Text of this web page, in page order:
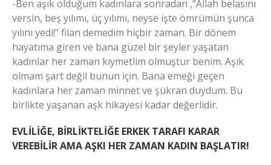
-Ben aşık olduğum kadınlara sonradan ,“Allah belasını
versin, beş yılımı, üç yılımı, neyse işte ömrümün şunca
yılını yedi!” filan demedim hiçbir zaman. Bir dönem
hayatıma giren ve bana güzel bir şeyler yaşatan
kadınlar her zaman kıymetlim olmuştur benim. Aşık
olmam şart değil bunun için. Bana emeği geçen
kadınlara her zaman minnet ve şükran duydum. Bu
birlikte yaşanan aşk hikayesi kadar değerlidir.
EVLİLİĞE, BİRLİKTELİĞE ERKEK TARAFI KARAR
VEREBİLİR AMA AŞKI HER ZAMAN KADIN BAŞLATIR!